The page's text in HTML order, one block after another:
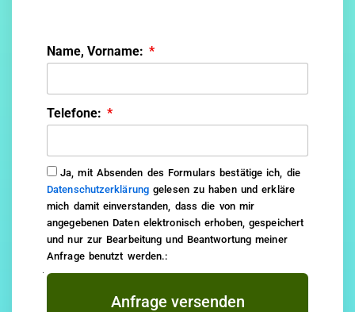
Name, Vorname:
Telefone:
Ja, mit Absenden des Formulars bestätige ich, die
Datenschutzerklärung gelesen zu haben und erkläre
mich damit einverstanden, dass die von mir
angegebenen Daten elektronisch erhoben, gespeichert
und nur zur Bearbeitung und Beantwortung meiner
Anfrage benutzt werden.:
Anfrage versenden